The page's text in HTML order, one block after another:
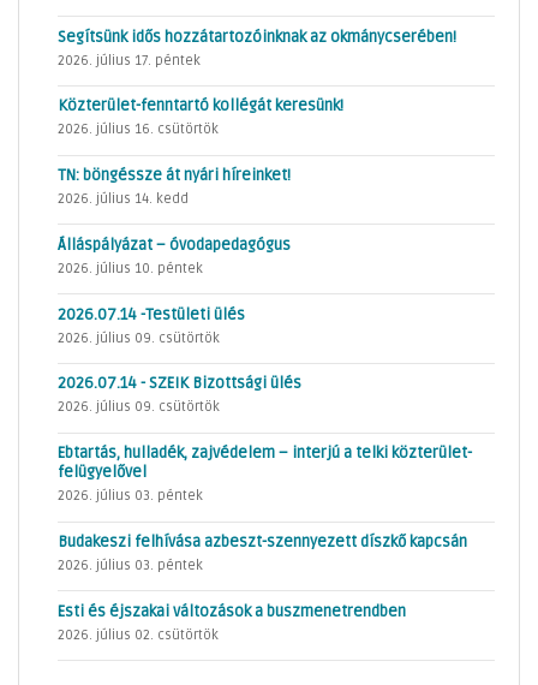
Segítsünk idős hozzátartozóinknak az okmánycserében!
2026. július 17. péntek
Közterület-fenntartó kollégát keresünk!
2026. július 16. csütörtök
TN: böngéssze át nyári híreinket!
2026. július 14. kedd
Álláspályázat – óvodapedagógus
2026. július 10. péntek
2026.07.14 -Testületi ülés
2026. július 09. csütörtök
2026.07.14 - SZEIK Bizottsági ülés
2026. július 09. csütörtök
Ebtartás, hulladék, zajvédelem – interjú a telki közterület-
felügyelővel
2026. július 03. péntek
Budakeszi felhívása azbeszt-szennyezett díszkő kapcsán
2026. július 03. péntek
Esti és éjszakai változások a buszmenetrendben
2026. július 02. csütörtök